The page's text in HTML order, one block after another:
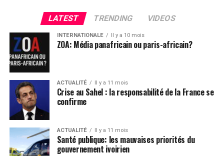
LATEST TRENDING VIDEOS
INTERNATIONALE Il y a 10 mois
ZOA: Média panafricain ou paris-africain?
ACTUALITÉ Il y a 11 mois
Crise au Sahel : la responsabilité de la France se
confirme
ACTUALITÉ Il y a 11 mois
Santé publique: les mauvaises priorités du
gouvernement ivoirien